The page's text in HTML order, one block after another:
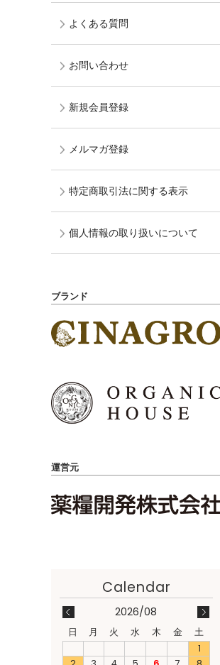
よくある質問
お問い合わせ
新規会員登録
メルマガ登録
特定商取引法に関する表示
個人情報の取り扱いについて
ブランド
運営元
2026/08
日 月 火 水 木 金
土
1